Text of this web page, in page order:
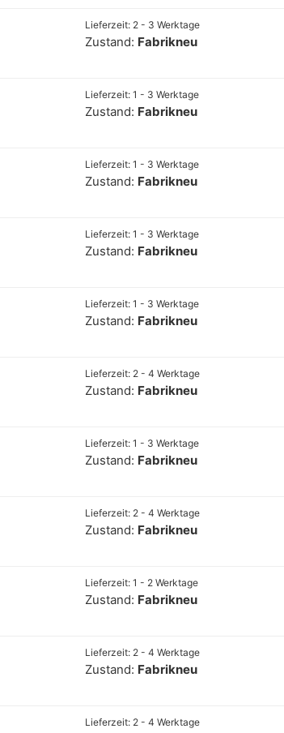
Lieferzeit: 2 - 3 Werktage
Zustand: Fabrikneu
Lieferzeit: 1 - 3 Werktage
Zustand: Fabrikneu
Lieferzeit: 1 - 3 Werktage
Zustand: Fabrikneu
Lieferzeit: 1 - 3 Werktage
Zustand: Fabrikneu
Lieferzeit: 1 - 3 Werktage
Zustand: Fabrikneu
Lieferzeit: 2 - 4 Werktage
Zustand: Fabrikneu
Lieferzeit: 1 - 3 Werktage
Zustand: Fabrikneu
Lieferzeit: 2 - 4 Werktage
Zustand: Fabrikneu
Lieferzeit: 1 - 2 Werktage
Zustand: Fabrikneu
Lieferzeit: 2 - 4 Werktage
Zustand: Fabrikneu
Lieferzeit: 2 - 4 Werktage